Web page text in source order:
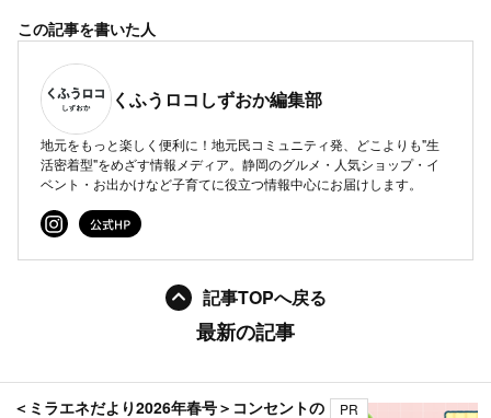
この記事を書いた人
くふうロコしずおか編集部
地元をもっと楽しく便利に！地元民コミュニティ発、どこよりも"生
活密着型"をめざす情報メディア。静岡のグルメ・人気ショップ・イ
ベント・お出かけなど子育てに役立つ情報中心にお届けします。
記事TOPへ戻る
最新の記事
＜ミラエネだより2026年春号＞コンセントの PR